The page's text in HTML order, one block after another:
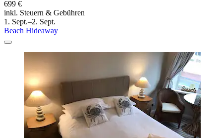
699 €
inkl. Steuern & Gebühren
1. Sept.–2. Sept.
Beach Hideaway